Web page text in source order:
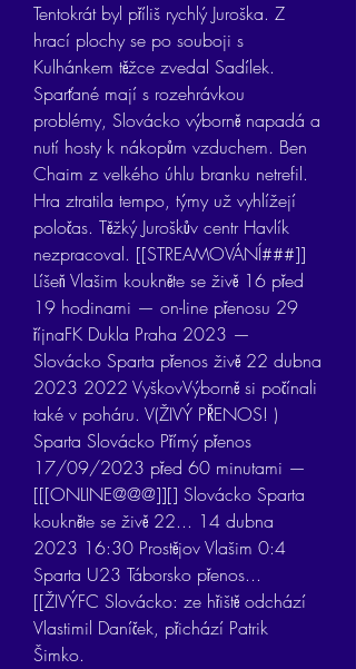
Tentokrát byl příliš rychlý Juroška. Z
hrací plochy se po souboji s
Kulhánkem těžce zvedal Sadílek.
Sparťané mají s rozehrávkou
problémy, Slovácko výborně napadá a
nutí hosty k nákopům vzduchem. Ben
Chaim z velkého úhlu branku netrefil.
Hra ztratila tempo, týmy už vyhlížejí
poločas. Těžký Juroškův centr Havlík
nezpracoval. [[STREAMOVÁNÍ###]]
Líšeň Vlašim koukněte se živě 16 před
19 hodinami — on-line přenosu 29
říjnaFK Dukla Praha 2023 —
Slovácko Sparta přenos živě 22 dubna
2023 2022 VyškovVýborně si počínali
také v poháru. V(ŽIVÝ PŘENOS! )
Sparta Slovácko Přímý přenos
17/09/2023 před 60 minutami —
[[[ONLINE@@@]][] Slovácko Sparta
koukněte se živě 22... 14 dubna
2023 16:30 Prostějov Vlašim 0:4
Sparta U23 Táborsko přenos...
[[ŽIVÝFC Slovácko: ze hřiště odchází
Vlastimil Daníček, přichází Patrik
Šimko.